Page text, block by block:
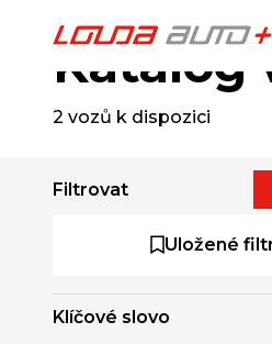
Katalog
2 vozů k dispozici
Filtrovat
Uložené
Klíčové slovo